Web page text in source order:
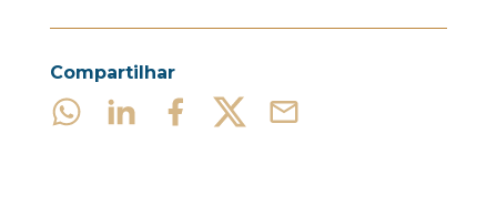
Compartilhar